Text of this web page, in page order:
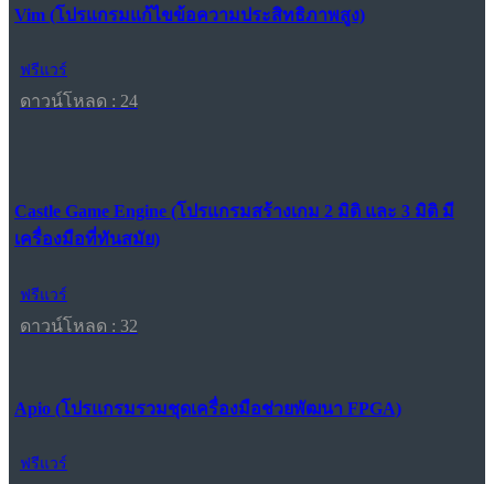
Vim (โปรแกรมแก้ไขข้อความประสิทธิภาพสูง)
ฟรีแวร์
ดาวน์โหลด : 24
Castle Game Engine (โปรแกรมสร้างเกม 2 มิติ และ 3 มิติ มี
เครื่องมือที่ทันสมัย)
ฟรีแวร์
ดาวน์โหลด : 32
Apio (โปรแกรมรวมชุดเครื่องมือช่วยพัฒนา FPGA)
ฟรีแวร์